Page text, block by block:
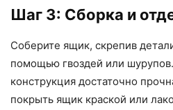
Шаг 3: Сборка и
Соберите ящик, скрепив
помощью гвоздей или
конструкция достаточно
покрыть ящик краской или